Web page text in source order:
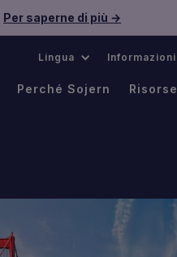
Per saperne di più →
Lingua Informazioni
Perché Sojern Risorse